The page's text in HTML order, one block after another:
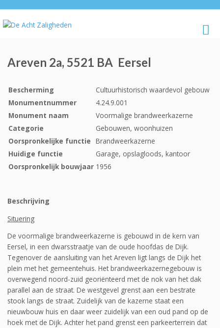
Areven 2a, 5521 BA Eersel
Bescherming
Cultuurhistorisch waardevol gebouw
Monumentnummer
4.24.9.001
Monument naam
Voormalige brandweerkazerne
Categorie
Gebouwen, woonhuizen
Oorspronkelijke functie Brandweerkazerne
Huidige functie
Garage, opslagloods, kantoor
Oorspronkelijk bouwjaar 1956
Beschrijving
Situering
De voormalige brandweerkazerne is gebouwd in de kern van
Eersel, in een dwarsstraatje van de oude hoofdas de Dijk.
Tegenover de aansluiting van het Areven ligt langs de Dijk het
plein met het gemeentehuis. Het brandweerkazernegebouw is
overwegend noord-zuid georiënteerd met de nok van het dak
parallel aan de straat. De westgevel grenst aan een bestrate
stook langs de straat. Zuidelijk van de kazerne staat een
nieuwbouw huis en daar weer zuidelijk van een oud pand op de
hoek met de Dijk. Achter het pand grenst een parkeerterrein dat